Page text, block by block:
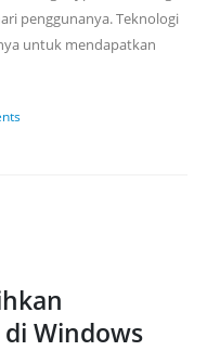
penggunanya. Teknologi
untuk mendapatkan
Windows